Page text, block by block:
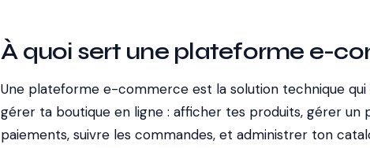
À quoi sert une plateforme e-
Une plateforme e-commerce est la solution technique
gérer ta boutique en ligne : afficher tes produits, gérer un
paiements, suivre les commandes, et administrer ton